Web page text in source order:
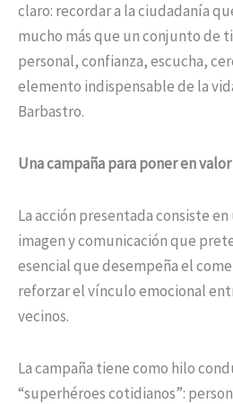
claro: recordar a la ciudadanía
mucho más que un conjunto de
personal, confianza, escucha,
elemento indispensable de la
Barbastro.
Una campaña para poner en
La acción presentada consiste en
imagen y comunicación que
esencial que desempeña el
reforzar el vínculo emocional
vecinos.
La campaña tiene como hilo
“superhéroes cotidianos”: